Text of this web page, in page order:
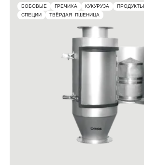
БОБОВЫЕ ГРЕЧИХА КУКУРУЗА ПРОДУКТЫ
СПЕЦИИ
ТВЁРДАЯ ПШЕНИЦА